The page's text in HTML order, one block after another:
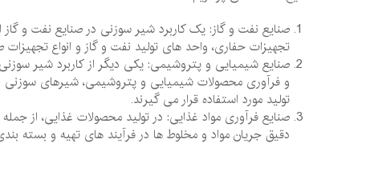
صنایع نفت و گاز: یک کاربرد شیر سوزنی در صنایع نفت و
تجهیزات حفاری، واحد های تولید نفت و گاز و انواع
صنایع شیمیایی و پتروشیمی: یکی دیگر از کاربرد شیر
و فرآوری محصولات شیمیایی و پتروشیمی، شیرهای سوزنی
تولید مورد استفاده قرار می‌ گیرند.
صنایع فرآوری مواد غذایی: در تولید محصولات غذایی، از
دقیق جریان مواد و مخلوط ‌ها در فرآیند های تهیه و بسته